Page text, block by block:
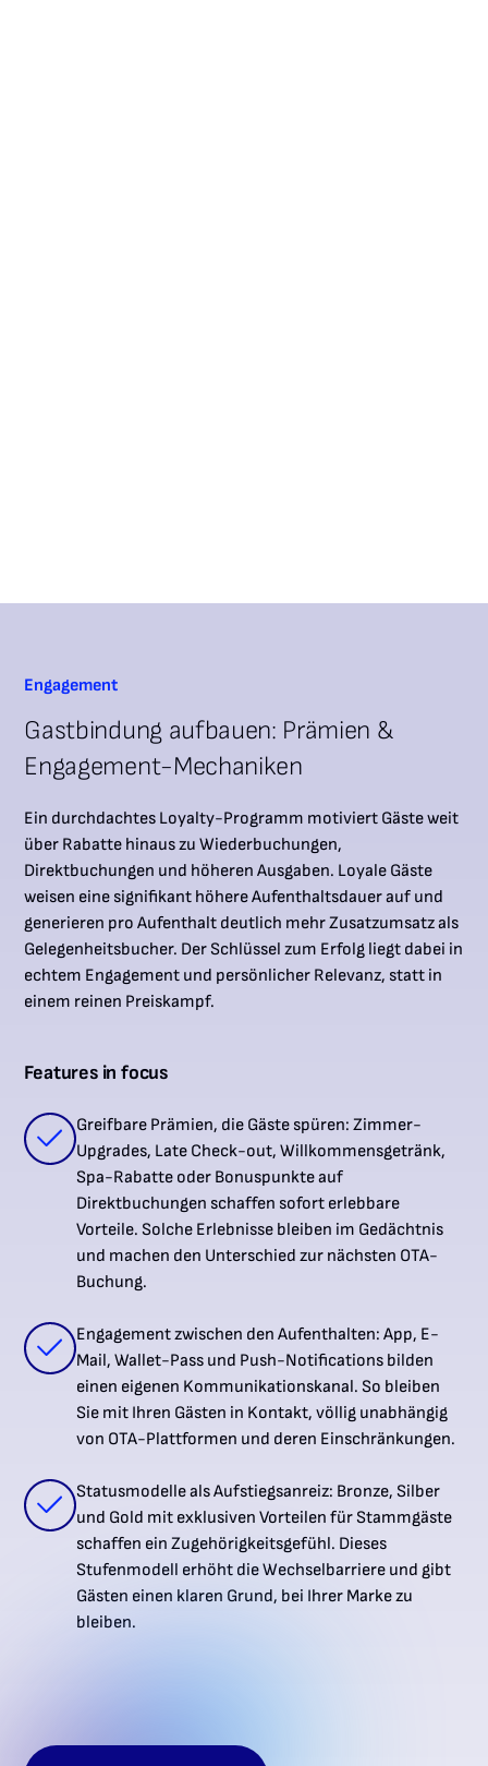
Engagement
Gastbindung aufbauen: Prämien &
Engagement-Mechaniken
Ein durchdachtes Loyalty-Programm motiviert Gäste weit
über Rabatte hinaus zu Wiederbuchungen,
Direktbuchungen und höheren Ausgaben. Loyale Gäste
weisen eine signifikant höhere Aufenthaltsdauer auf und
generieren pro Aufenthalt deutlich mehr Zusatzumsatz als
Gelegenheitsbucher. Der Schlüssel zum Erfolg liegt dabei in
echtem Engagement und persönlicher Relevanz, statt in
einem reinen Preiskampf.
Features in focus
Greifbare Prämien, die Gäste spüren: Zimmer-
Upgrades, Late Check-out, Willkommensgetränk,
Spa-Rabatte oder Bonuspunkte auf
Direktbuchungen schaffen sofort erlebbare
Vorteile. Solche Erlebnisse bleiben im Gedächtnis
und machen den Unterschied zur nächsten OTA-
Buchung.
Engagement zwischen den Aufenthalten: App, E-
Mail, Wallet-Pass und Push-Notifications bilden
einen eigenen Kommunikationskanal. So bleiben
Sie mit Ihren Gästen in Kontakt, völlig unabhängig
von OTA-Plattformen und deren Einschränkungen.
Statusmodelle als Aufstiegsanreiz: Bronze, Silber
und Gold mit exklusiven Vorteilen für Stammgäste
schaffen ein Zugehörigkeitsgefühl. Dieses
Stufenmodell erhöht die Wechselbarriere und gibt
Gästen einen klaren Grund, bei Ihrer Marke zu
bleiben.